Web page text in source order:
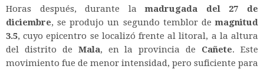
Horas después, durante lamadrugada del 27 de
diciembre, se produjo un segundo temblor demagnitud
3.5, cuyo epicentro se localizó frente al litoral, a la altura
del distrito de Mala, en la provincia de Cañete. Este
movimiento fue de menor intensidad, pero suficiente para